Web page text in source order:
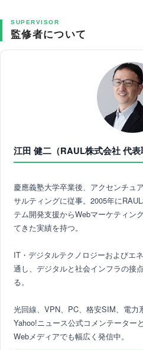
SUPERVISOR
監修者について
江田 健二（RAUL株式会社 代表
慶應義塾大学卒業後、アクセンチュ
サルティングに従事。2005年に
テム開発支援からWebマーケティン
てきた実績を持つ。
IT・デジタルテクノロジーおよびエ
通し、デジタルと社会インフラの接
る。
光回線、VPN、PC、格安SIM、電力
Yahoo!ニュース公式コメンテーター
Webメディアでも幅広く発信中。